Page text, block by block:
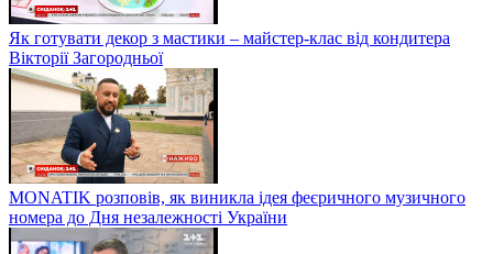
Як готувати декор з мастики – майстер-клас від кондитера
Вікторії Загородньої
MONATIK розповів, як виникла ідея феєричного музичного
номера до Дня незалежності України